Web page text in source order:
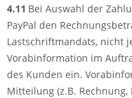
4.11 Bei Auswahl der
PayPal den
Lastschriftmandats, nicht
Vorabinformation im
des Kunden ein.
Mitteilung (z.B.